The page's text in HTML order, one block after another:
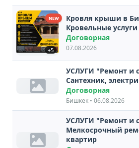
+5
NEW
Кровля крыши в
Кровельные услуги
Договорная
07.08.2026
УСЛУГИ "Ремонт и
Сантехник,
Договорная
Бишкек • 06.08.2026
УСЛУГИ "Ремонт и
Мелкосрочный
квартир